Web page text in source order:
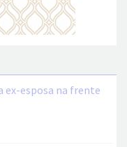
ex-esposa na frente